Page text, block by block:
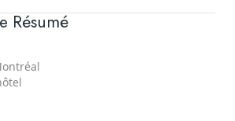
Résumé